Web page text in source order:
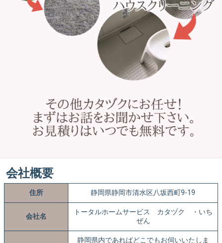
会社概要
住所 静岡県静岡市清水区八坂西町9-19
会社名
トータルホームサービス カタヅク ・いち
ぜん
静岡県内であればどこでもお伺いいたしま